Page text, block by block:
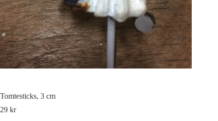
Tomtesticks, 3 cm
29 kr